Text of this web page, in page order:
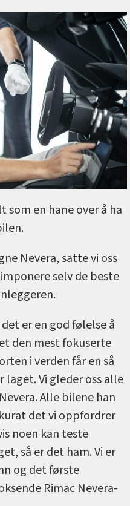
som en hane over å ha
Nevera, satte vi oss
selv de beste
er en god følelse å
den mest fokuserte
i verden får en så
laget. Vi gleder oss alle
Alle bilene han
det vi oppfordrer
noen kan teste
så er det ham. Vi er
og det første
Rimac Nevera-